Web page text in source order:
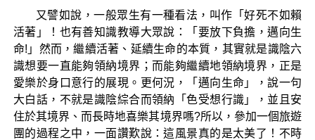
又譬如說，一般眾生有一種看法，叫作「好死不如賴
活著」！也有善知識教導大眾說：「要放下負擔，邁向生
命!」然而，繼續活著、延續生命的本質，其實就是識陰六
識想要一直能夠領納境界；而能夠繼續地領納境界，正是
愛樂於身口意行的展現。更何況，「邁向生命」，說一句
大白話，不就是識陰綜合而領納「色受想行識」，並且安
住於其境界、而長時地喜樂其境界嗎?所以，參加一個旅遊
團的過程之中，一面讚歎說：這風景真的是太美了！不時